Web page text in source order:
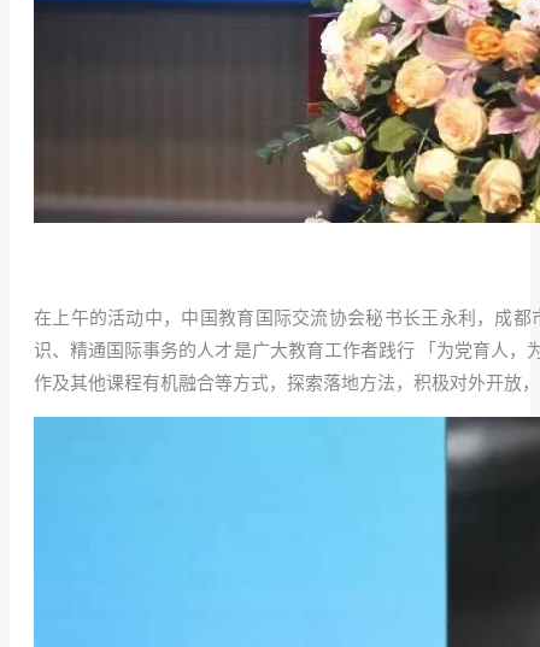
在上午的活动中，中国教育国际交流协会秘书长王永利，成
识、精通国际事务的人才是广大教育工作者践行 「为党育人
作及其他课程有机融合等方式，探索落地方法，积极对外开放